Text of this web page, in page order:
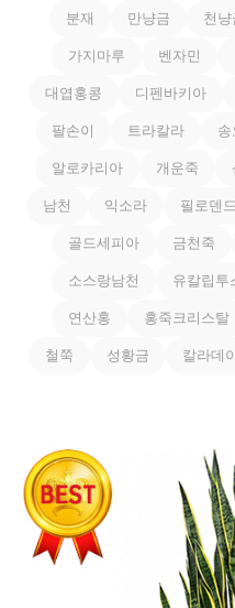
분재 만냥금 천냥
가지마루 벤자민
대엽홍콩 디펜바키아
팔손이 트라칼라
알로카리아 개운죽
남천 익소라 필로덴
골드세피아 금천죽
소스랑남천 유칼립투
연산홍 홍죽크리스탈
철쭉 성황금 칼라데